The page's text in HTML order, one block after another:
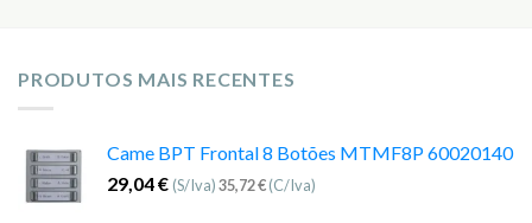
PRODUTOS MAIS RECENTES
Came BPT Frontal 8 Botões MTMF8P 60020140
29,04€ (S/Iva)35,72€(C/Iva)